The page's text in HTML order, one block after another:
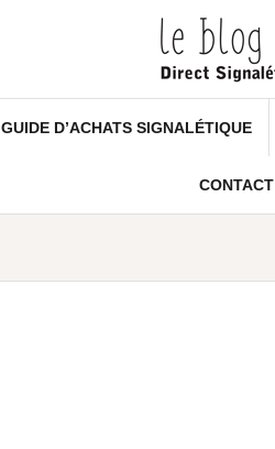
GUIDE D’ACHATS SIGNALÉTIQUE
CONTACT